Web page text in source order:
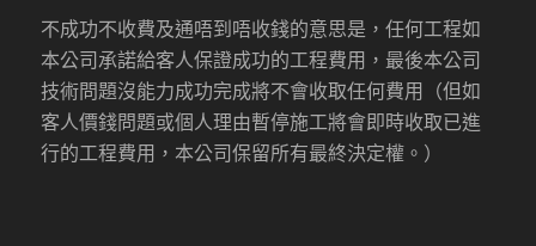
不成功不收費及通唔到唔收錢的意思是，任何工程如
本公司承諾給客人保證成功的工程費用，最後本公司
技術問題沒能力成功完成將不會收取任何費用（但如
客人價錢問題或個人理由暫停施工將會即時收取已進
行的工程費用，本公司保留所有最終決定權。）